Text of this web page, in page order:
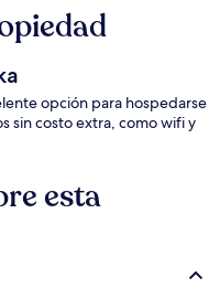
opción para hospedarse
sin costo extra, como wifi y
esta